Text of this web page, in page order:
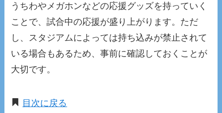
うちわやメガホンなどの応援グッズを持っていく
ことで、試合中の応援が盛り上がります。ただ
し、スタジアムによっては持ち込みが禁止されて
いる場合もあるため、事前に確認しておくことが
大切です。
目次に戻る